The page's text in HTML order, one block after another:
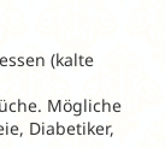
(kalte
Mögliche
Diabetiker,